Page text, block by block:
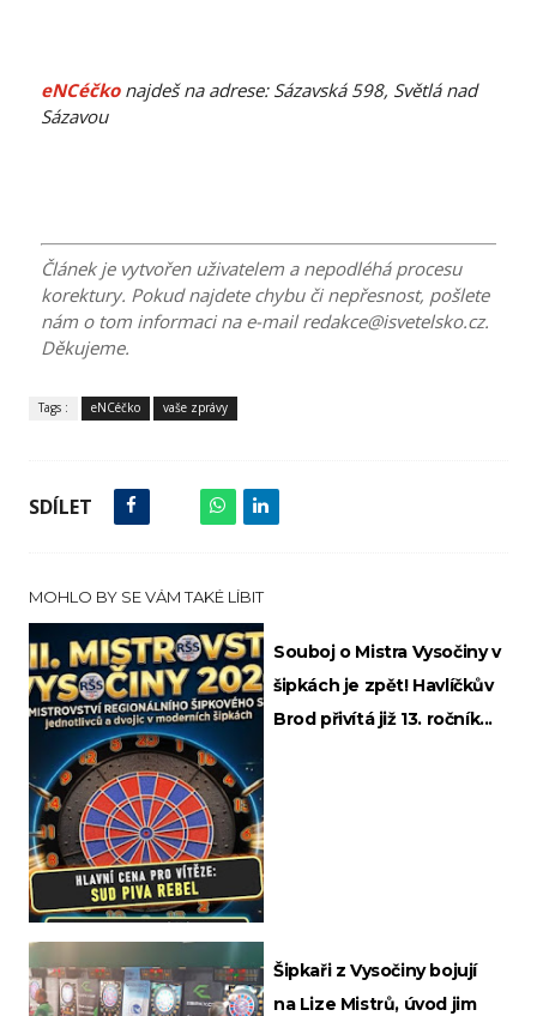
eNCéčkonajdeš na adrese: Sázavská 598, Světlá nad
Sázavou
Článek je vytvořen uživatelem a nepodléhá procesu
korektury. Pokud najdete chybu či nepřesnost, pošlete
nám o tom informaci na e-mail redakce@isvetelsko.cz.
Děkujeme.
Tags : eNCéčko vaše zprávy
SDÍLET
MOHLO BY SE VÁM TAKÉ LÍBIT
Souboj o Mistra Vysočiny v
šipkách je zpět! Havlíčkův
Brod přivítá již 13. ročník...
Šipkaři z Vysočiny bojují
na Lize Mistrů, úvod jim